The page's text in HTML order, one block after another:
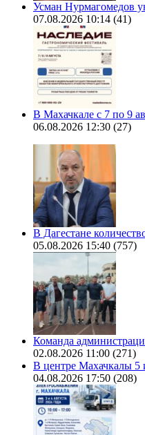
Усман Нурмагомедов
07.08.2026 10:14 (41)
В Махачкале с 7 по 9
06.08.2026 12:30 (27)
В Дагестане
05.08.2026 15:40 (757)
Команда
02.08.2026 11:00 (271)
В центре Махачкалы 5
04.08.2026 17:50 (208)